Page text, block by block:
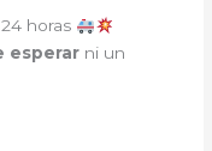
horas
esperar ni un